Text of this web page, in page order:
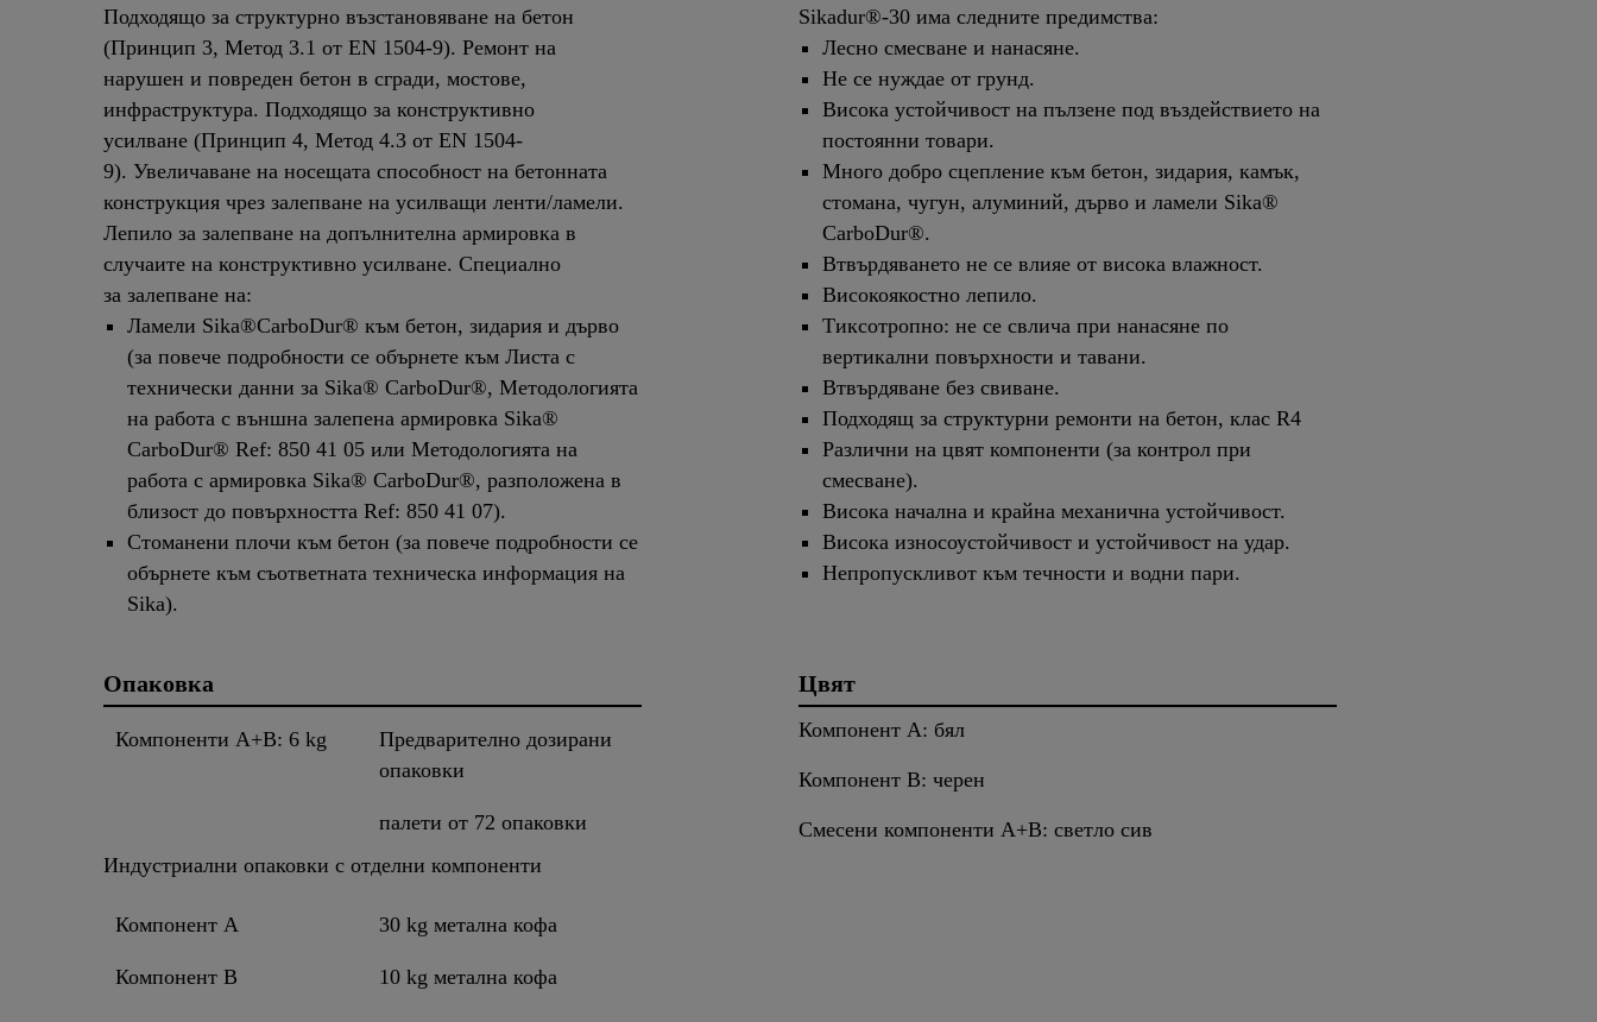
Подходящо за структурно възстановяване на бетон
(Принцип 3, Метод 3.1 от EN 1504-9). Ремонт на
нарушен и повреден бетон в сгради, мостове,
инфраструктура. Подходящо за конструктивно
усилване (Принцип 4, Метод 4.3 от EN 1504-
9). Увеличаване на носещата способност на бетонната
конструкция чрез залепване на усилващи ленти/ламели.
Лепило за залепване на допълнителна армировка в
случаите на конструктивно усилване. Специално
за залепване на:
Ламели Sika®CarboDur® към бетон, зидария и дърво
(за повече подробности се обърнете към Листа с
технически данни за Sika® CarboDur®, Методологията
на работа с външна залепена армировка Sika®
CarboDur® Ref: 850 41 05 или Методологията на
работа с армировка Sika® CarboDur®, разположена в
близост до повърхността Ref: 850 41 07).
Стоманени плочи към бетон (за повече подробности се
обърнете към съответната техническа информация на
Sika).
Sikadur®-30 има следните предимства:
Лесно смесване и нанасяне.
Не се нуждае от грунд.
Висока устойчивост на пълзене под въздействието на
постоянни товари.
Много добро сцепление към бетон, зидария, камък,
стомана, чугун, алуминий, дърво и ламели Sika®
CarboDur®.
Втвърдяването не се влияе от висока влажност.
Високоякостно лепило.
Тиксотропно: не се свлича при нанасяне по
вертикални повърхности и тавани.
Втвърдяване без свиване.
Подходящ за структурни ремонти на бетон, клас R4
Различни на цвят компоненти (за контрол при
смесване).
Висока начална и крайна механична устойчивост.
Висока износоустойчивост и устойчивост на удар.
Непропускливот към течности и водни пари.
Опаковка
Компоненти A+B: 6 kg
Предварително дозирани
опаковки
палети от 72 опаковки
Индустриални опаковки с отделни компоненти
Компонент A 30 kg метална кофа
Компонент B 10 kg метална кофа
Цвят
Компонент A: бял
Компонент B: черен
Смесени компоненти A+B: светло сив